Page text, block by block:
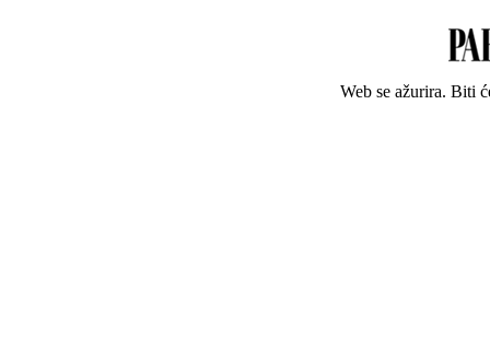
Web se ažurira. Biti